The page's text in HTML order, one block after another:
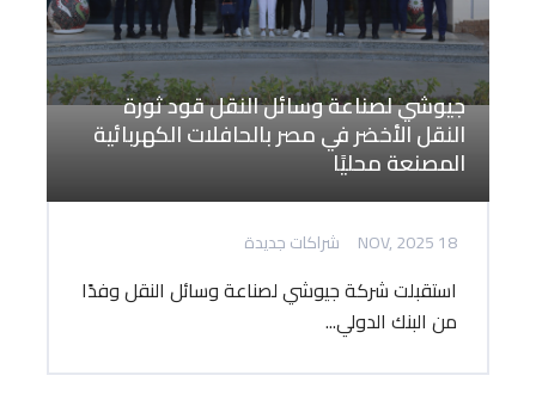
جيوشي لصناعة وسائل النقل قود ثورة
النقل الأخضر في مصر بالحافلات الكهربائية
المصنعة محليًا
18 NOV, 2025 شراكات جديدة
استقبلت شركة جيوشي لصناعة وسائل النقل وفدًا
من البنك الدولي...